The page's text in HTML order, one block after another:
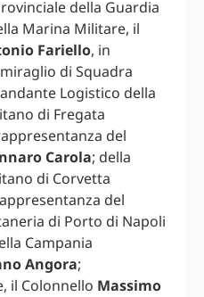
della Guardia
Marina Militare, il
Fariello, in
di Squadra
Logistico della
di Fregata
del
Carola; della
di Corvetta
del
di Porto di Napoli
Campania
Angora;
il Colonnello Massimo